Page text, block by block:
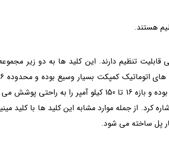
هستند.
بوده و معمولا بین 0.6 تا یک برابر جریان نامی قابلیت تنظیم دارند. این کلید ها به دو
آمپر را پوشش می دهند. همچنین قدرت قطع آنها به نسبت کلید های مینیاتوری وسیع تر بوده و بازه 16 تا 150 کیلو
کرد. از جمله موارد مشابه این کلید ها با کلید
پل ساخته می شود.